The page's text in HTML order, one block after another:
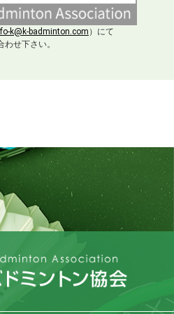
k@k-badminton.com ）にて
わせ下さい。